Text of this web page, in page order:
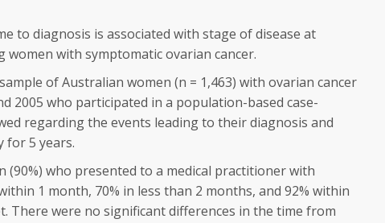
to diagnosis is associated with stage of disease at
women with symptomatic ovarian cancer.
of Australian women (n = 1,463) with ovarian cancer
2005 who participated in a population-based case-
regarding the events leading to their diagnosis and
for 5 years.
(90%) who presented to a medical practitioner with
1 month, 70% in less than 2 months, and 92% within
There were no significant differences in the time from